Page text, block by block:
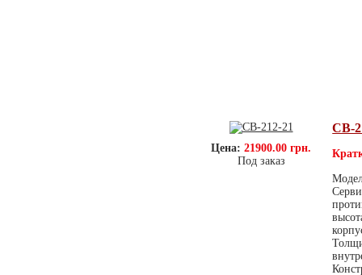
Цена: 21900.00 грн.
Под заказ
СВ-